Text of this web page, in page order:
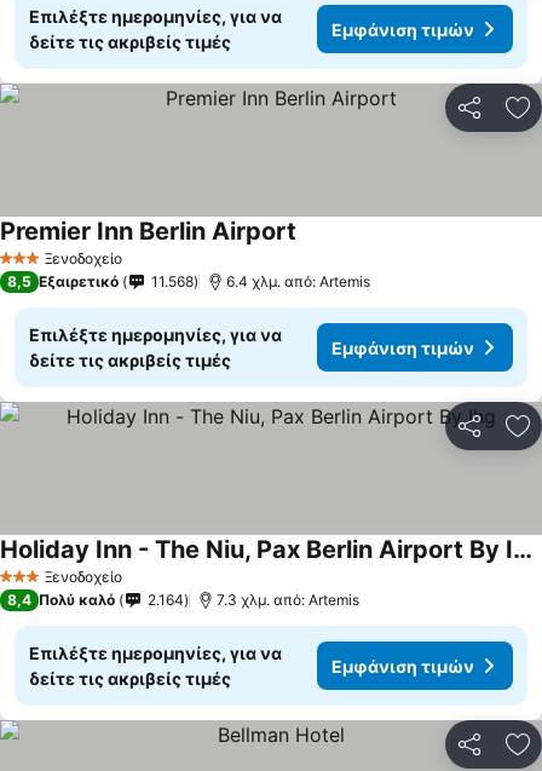
Επιλέξτε ημερομηνίες, για να
δείτε τις ακριβείς τιμές
Εμφάνιση τιμών
3 ΑστέριαΞενοδοχείο
Premier Inn Berlin Airport
8,5 Εξαιρετικό 11.568 6.4 χλμ. από: Artemis
Επιλέξτε ημερομηνίες, για να
δείτε τις ακριβείς τιμές
Εμφάνιση τιμών
3 ΑστέριαΞενοδοχείο
Holiday Inn - The Niu, Pax Berlin Airport By Ihg
8,4 Πολύ καλό 2.164 7.3 χλμ. από: Artemis
Επιλέξτε ημερομηνίες, για να
δείτε τις ακριβείς τιμές
Εμφάνιση τιμών